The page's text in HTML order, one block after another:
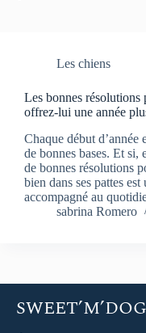
Les chiens
Les bonnes
offrez-lui une année
Chaque début d’année
de bonnes bases. Et si,
de bonnes résolutions
bien dans ses pattes
accompagné au
sabrina Romero